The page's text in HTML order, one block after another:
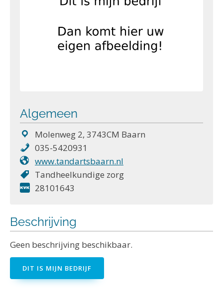
Algemeen
Molenweg 2, 3743CM Baarn
035-5420931
www.tandartsbaarn.nl
Tandheelkundige zorg
28101643
Beschrijving
Geen beschrijving beschikbaar.
DIT IS MIJN BEDRIJF